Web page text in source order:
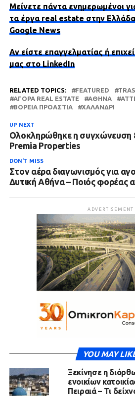
Μείνετε πάντα ενημερωμένοι
τα έργα real estate στην
Google News
Αν είστε επαγγελματίας ή
μας στο LinkedIn
RELATED TOPICS: FEATURED
ΑΓΟΡΆ REAL ESTATE
ΑΘΉΝΑ
ΒΌΡΕΙΑ ΠΡΟΆΣΤΙΑ
ΧΑΛΆΝΔΡΙ
UP NEXT
Ολοκληρώθηκε η συγχώνευση
Premia Properties
DON'T MISS
Στον αέρα διαγωνισμός για
Δυτική Αθήνα – Ποιός φορέας
ADVERTISEMENT
YOU MAY
Ξεκίνησε η
ενοικίων
Πειραιά – Τι